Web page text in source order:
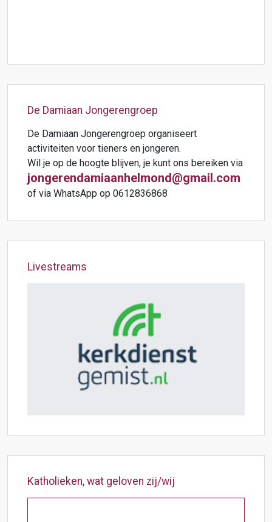
De Damiaan Jongerengroep
De Damiaan Jongerengroep organiseert
activiteiten voor tieners en jongeren.
Wil je op de hoogte blijven, je kunt ons bereiken via
jongerendamiaanhelmond@gmail.com
of via WhatsApp op 0612836868
Livestreams
Katholieken, wat geloven zij/wij